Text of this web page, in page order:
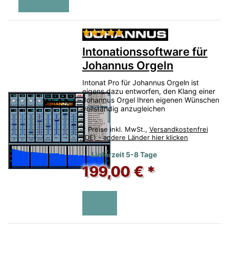
Bewertung: 5 von 5
Intonationssoftware für
Johannus Orgeln
Intonat Pro für Johannus Orgeln ist
eigens dazu entworfen, den Klang einer
Johannus Orgel Ihren eigenen Wünschen
vollständig anzugleichen
* Preise inkl. MwSt., Versandkostenfrei
(DE) - andere Länder hier klicken
Lieferzeit 5-8 Tage
199,00 € *